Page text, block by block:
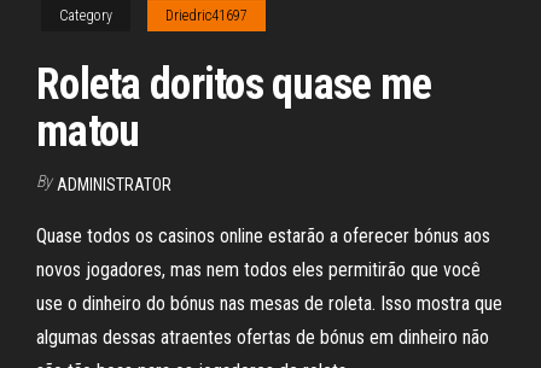
Category Driedric41697
Roleta doritos quase me
matou
By ADMINISTRATOR
Quase todos os casinos online estarão a oferecer bónus aos
novos jogadores, mas nem todos eles permitirão que você
use o dinheiro do bónus nas mesas de roleta. Isso mostra que
algumas dessas atraentes ofertas de bónus em dinheiro não